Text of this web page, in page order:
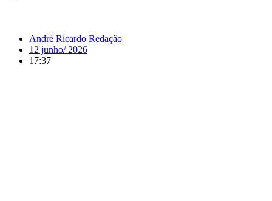
André Ricardo Redação
12 junho/ 2026
17:37